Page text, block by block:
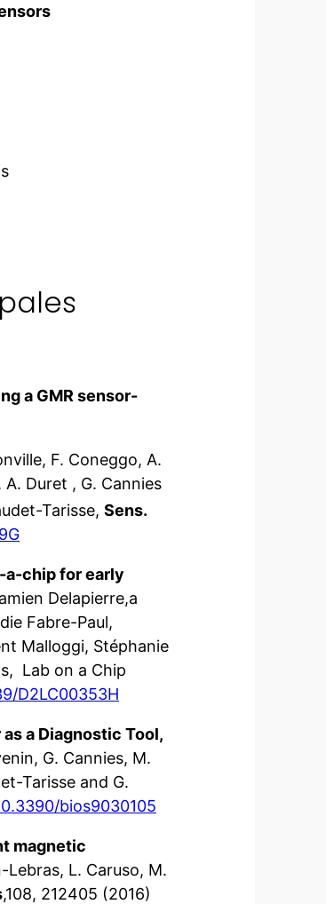
a GMR sensor-
F. Coneggo, A.
Duret , G. Cannies
Tarisse, Sens.
a-chip for early
Delapierre,a
Fabre-Paul,
Malloggi, Stéphanie
Lab on a Chip
D2LC00353H
a Diagnostic Tool,
G. Cannies, M.
Tarisse and G.
bios9030105
magnetic
Lebras, L. Caruso, M.
,108, 212405 (2016)